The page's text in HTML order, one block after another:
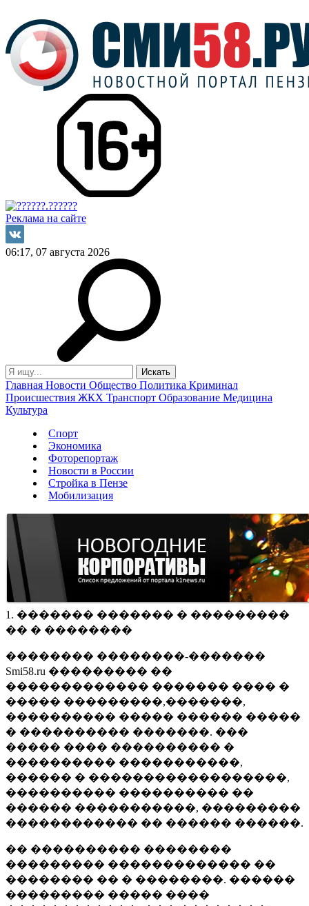
Реклама на сайте
06:17, 07 августа 2026
Главная Новости Общество Политика Криминал
Происшествия ЖКХ Транспорт Образование Медицина
Культура
Спорт
Экономика
Фоторепортаж
Новости в России
Стройка в Пензе
Мобилизация
1. ������� ������� � ���������
�� � ��������
�������� ��������-�������
Smi58.ru ��������� ��
������������� ������� ���� �
����� ���������,�������,
���������� ����� ������ �����
� ���������� �������. ���
����� ���� ���������� �
���������� �����������,
������ � ������������������,
���������� ���������� ��
������ �����������, ���������
������������ �� ������ ������.
�� ���������� ��������
��������� ������������� ��
�������� �� � ��������. ������
��������� ����� ����